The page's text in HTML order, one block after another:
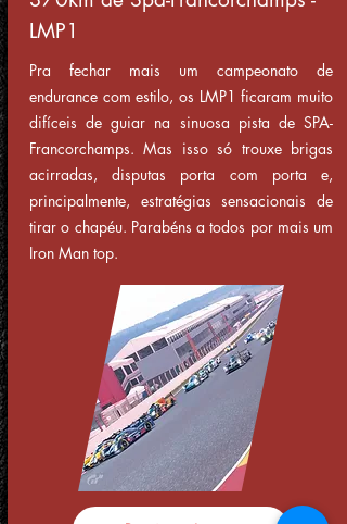
LMP1
Pra fechar mais um campeonato de
endurance com estilo, os LMP1 ficaram muito
difíceis de guiar na sinuosa pista de SPA-
Francorchamps. Mas isso só trouxe brigas
acirradas, disputas porta com porta e,
principalmente, estratégias sensacionais de
tirar o chapéu. Parabéns a todos por mais um
Iron Man top.